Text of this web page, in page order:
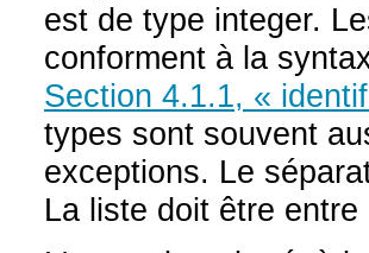
est de type integer.
conforment à la
Section 4.1.1, «
types sont souvent
exceptions. Le
La liste doit être